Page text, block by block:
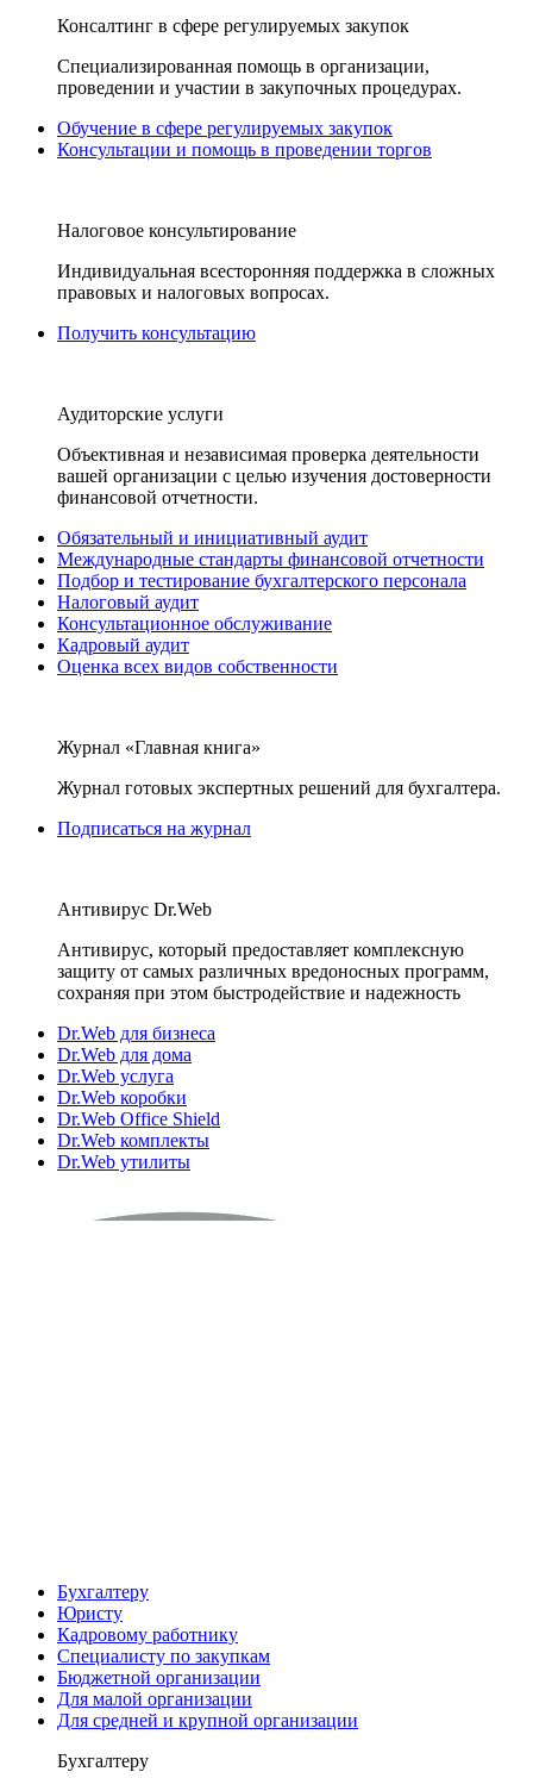
Консалтинг в сфере регулируемых закупок
Специализированная помощь в организации,
проведении и участии в закупочных процедурах.
Обучение в сфере регулируемых закупок
Консультации и помощь в проведении торгов
Налоговое консультирование
Индивидуальная всесторонняя поддержка в сложных
правовых и налоговых вопросах.
Получить консультацию
Аудиторские услуги
Объективная и независимая проверка деятельности
вашей организации с целью изучения достоверности
финансовой отчетности.
Обязательный и инициативный аудит
Международные стандарты финансовой отчетности
Подбор и тестирование бухгалтерского персонала
Налоговый аудит
Консультационное обслуживание
Кадровый аудит
Оценка всех видов собственности
Журнал «Главная книга»
Журнал готовых экспертных решений для бухгалтера.
Подписаться на журнал
Антивирус Dr.Web
Антивирус, который предоставляет комплексную
защиту от самых различных вредоносных программ,
сохраняя при этом быстродействие и надежность
Dr.Web для бизнеса
Dr.Web для дома
Dr.Web услуга
Dr.Web коробки
Dr.Web Office Shield
Dr.Web комплекты
Dr.Web утилиты
Бухгалтеру
Юристу
Кадровому работнику
Специалисту по закупкам
Бюджетной организации
Для малой организации
Для средней и крупной организации
Бухгалтеру